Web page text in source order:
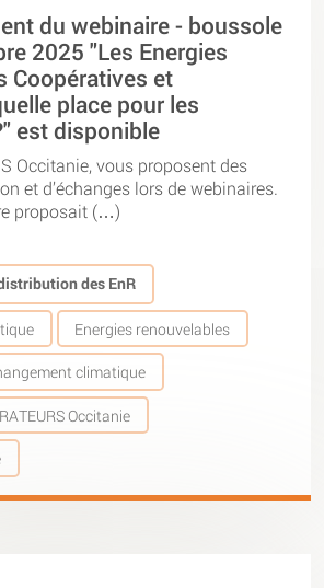
du webinaire - boussole
2025 "Les Energies
Coopératives et
place pour les
est disponible
Occitanie, vous proposent des
et d’échanges lors de webinaires.
proposait (…)
des EnR
Energies renouvelables
climatique
Occitanie